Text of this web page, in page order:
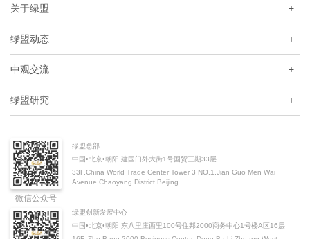
关于绿盟 +
绿盟动态 +
中观交流 +
绿盟研究 +
微信公众号
绿盟总部
中国•北京•朝阳 建国门外大街1号国贸三期33层
33F,China World Trade Center Tower 3 NO.1,Jian Guo Men Wai
Avenue,Chaoyang District,Beijing
绿盟创新发展中心
中国•北京•朝阳 东八里庄西里100号住邦2000商务中心1号楼A区16层